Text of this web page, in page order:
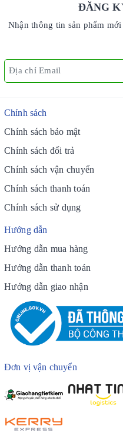
ĐĂNG
Nhận thông tin sản phẩm
Chính sách
Chính sách bảo mật
Chính sách đổi trả
Chính sách vận chuyển
Chính sách thanh toán
Chính sách sử dụng
Hướng dẫn
Hướng dẫn mua hàng
Hướng dẫn thanh toán
Hướng dẫn giao nhận
Đơn vị vận chuyển